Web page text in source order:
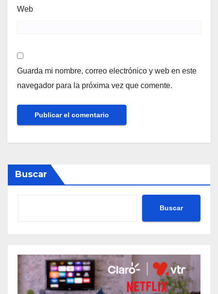
Web
Guarda mi nombre, correo electrónico y web en este
navegador para la próxima vez que comente.
Buscar
Buscar